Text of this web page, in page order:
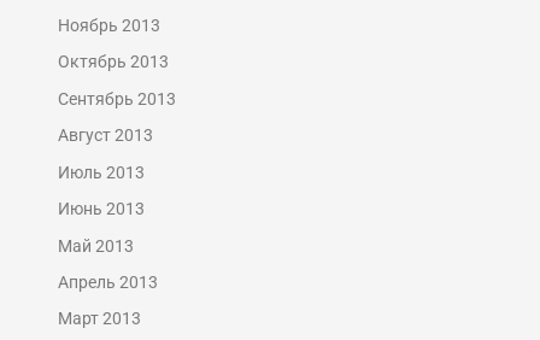
Ноябрь 2013
Октябрь 2013
Сентябрь 2013
Август 2013
Июль 2013
Июнь 2013
Май 2013
Апрель 2013
Март 2013